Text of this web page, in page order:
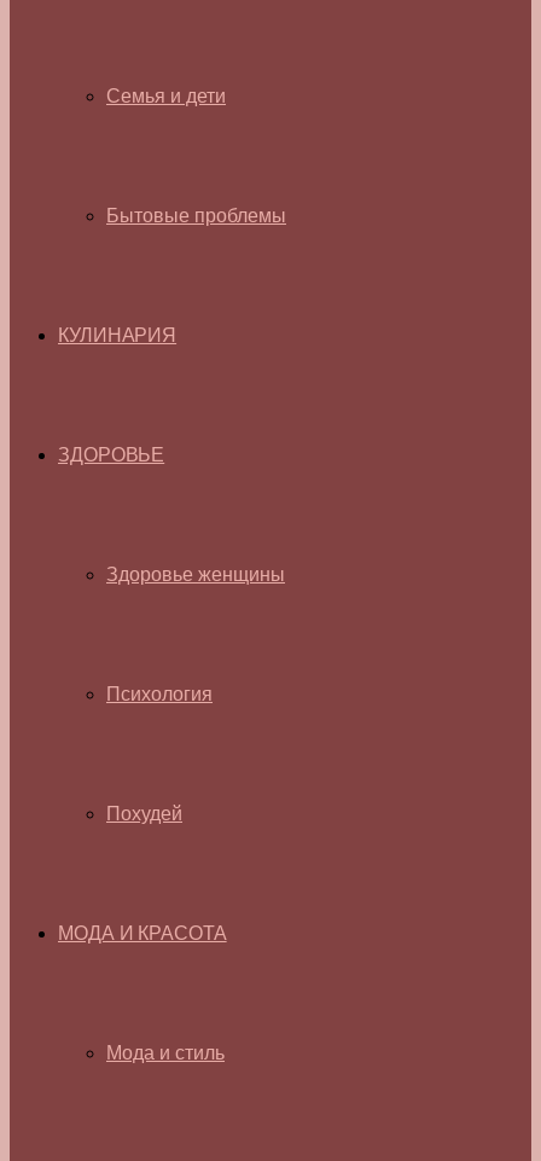
Семья и дети
Бытовые проблемы
КУЛИНАРИЯ
ЗДОРОВЬЕ
Здоровье женщины
Психология
Похудей
МОДА И КРАСОТА
Мода и стиль